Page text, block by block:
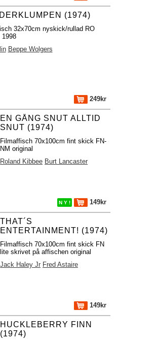
(1974)
32x70cm nyskick/rullad RO
1998
Beppe Wolgers
249kr
EN GÅNG SNUT ALLTID
SNUT (1974)
Filmaffisch 70x100cm fint skick FN-
NM original
Roland Kibbee Burt Lancaster
N Y ! 149kr
THAT´S
ENTERTAINMENT! (1974)
Filmaffisch 70x100cm fint skick FN
lite skrivet på affischen original
Jack Haley Jr Fred Astaire
149kr
HUCKLEBERRY FINN
(1974)